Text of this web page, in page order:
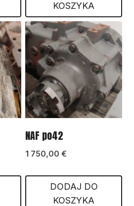
KOSZYKA
NAF po42
1 750,00 €
DODAJ DO
KOSZYKA